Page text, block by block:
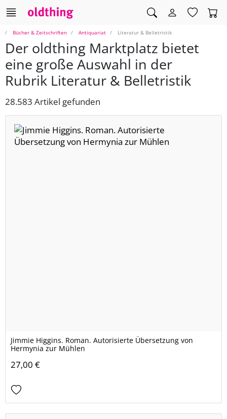
Bücher & Zeitschriften Antiquariat Literatur & Belletristik
Der oldthing Marktplatz bietet
eine große Auswahl in der
Rubrik Literatur & Belletristik
28.583 Artikel gefunden
Jimmie Higgins. Roman. Autorisierte Übersetzung von
Hermynia zur Mühlen
27,00 €